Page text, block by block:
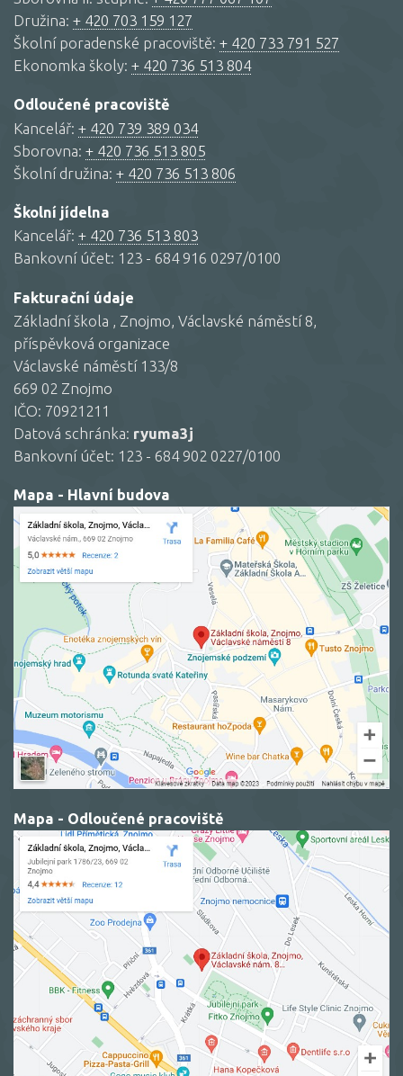
Družina: + 420 703 159 127
Školní poradenské pracoviště: + 420 733 791 527
Ekonomka školy: + 420 736 513 804
Odloučené pracoviště
Kancelář: + 420 739 389 034
Sborovna: + 420 736 513 805
Školní družina: + 420 736 513 806
Školní jídelna
Kancelář: + 420 736 513 803
Bankovní účet: 123 - 684 916 0297/0100
Fakturační údaje
Základní škola , Znojmo, Václavské náměstí 8,
příspěvková organizace
Václavské náměstí 133/8
669 02 Znojmo
IČO: 70921211
Datová schránka: ryuma3j
Bankovní účet: 123 - 684 902 0227/0100
Mapa - Hlavní budova
Mapa - Odloučené pracoviště